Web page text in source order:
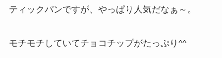
ティックパンですが、やっぱり人気だなぁ～。
モチモチしていてチョコチップがたっぷり^^